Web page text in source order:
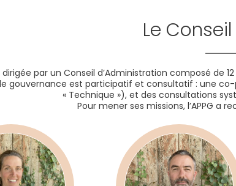
Le
dirigée par un Conseil d’Administration composé
gouvernance est participatif et consultatif : une co-
« Technique »), et des consultations
Pour mener ses missions, l’APPG a